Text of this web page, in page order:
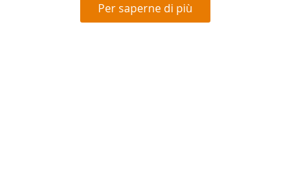
Per saperne di più